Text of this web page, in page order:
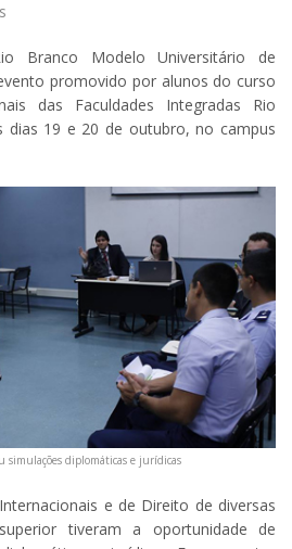
Branco Modelo Universitário de
promovido por alunos do curso
das Faculdades Integradas Rio
dias 19 e 20 de outubro, no campus
simulações diplomáticas e jurídicas
e de Direito de diversas
tiveram a oportunidade de